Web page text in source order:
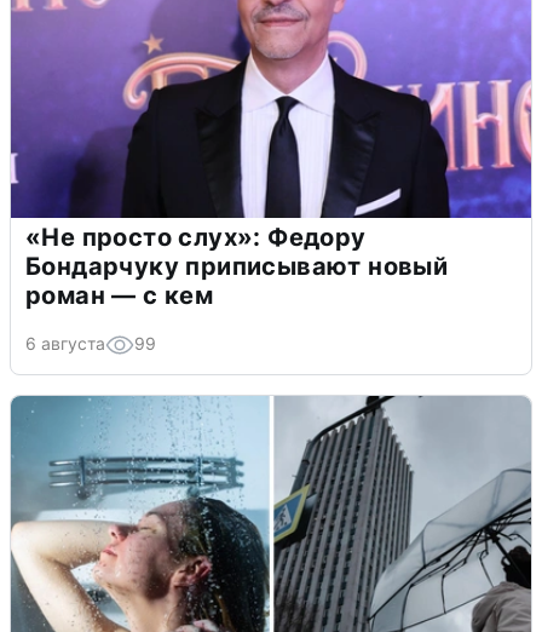
«Не просто слух»: Федору
Бондарчуку приписывают новый
роман — с кем
6 августа 99